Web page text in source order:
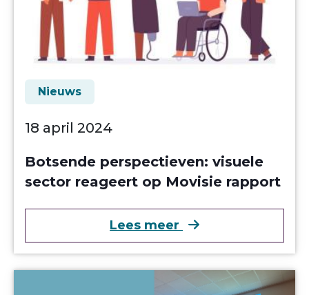
Botsende perspectieven: visuele
sector reageert op Movisie rapport
Nieuws
18 april 2024
Lees meer over Botsende